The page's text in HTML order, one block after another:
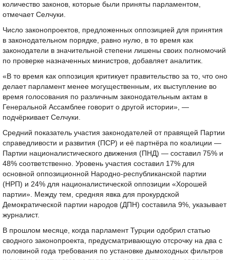
количество законов, которые были приняты парламентом,
отмечает Селчуки.
Число законопроектов, предложенных оппозицией для принятия
в законодательном порядке, равно нулю, в то время как
законодатели в значительной степени лишены своих полномочий
по проверке назначенных министров, добавляет аналитик.
«В то время как оппозиция критикует правительство за то, что оно
делает парламент менее могущественным, их выступление во
время голосования по различным законодательным актам в
Генеральной Ассамблее говорит о другой истории», —
подчёркивает Селчуки.
Средний показатель участия законодателей от правящей Партии
справедливости и развития (ПСР) и её партнёра по коалиции —
Партии националистического движения (ПНД) — составил 75% и
48% соответственно. Уровень участия составил 17% для
основной оппозиционной Народно-республиканской партии
(НРП) и 24% для националистической оппозиции «Хорошей
партии». Между тем, средняя явка для прокурдской
Демократической партии народов (ДПН) составила 9%, указывает
журналист.
В прошлом месяце, когда парламент Турции одобрил статью
сводного законопроекта, предусматривающую отсрочку на два с
половиной года требования по установке дымоходных фильтров